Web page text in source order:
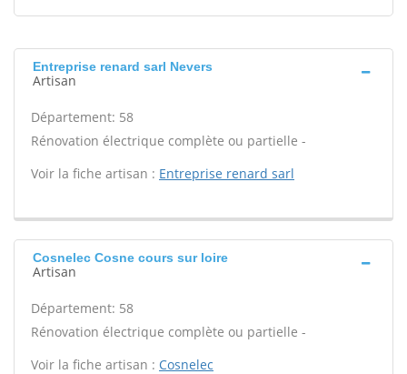
Entreprise renard sarl Nevers
Artisan
Département: 58
Rénovation électrique complète ou partielle -
Voir la fiche artisan : Entreprise renard sarl
Cosnelec Cosne cours sur loire
Artisan
Département: 58
Rénovation électrique complète ou partielle -
Voir la fiche artisan : Cosnelec